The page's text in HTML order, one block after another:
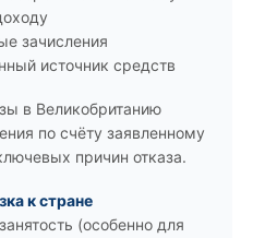
зачисления
источник средств
в Великобританию
по счёту заявленному
причин отказа.
к стране
(особенно для